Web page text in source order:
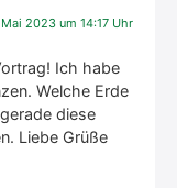
2023 um 14:17 Uhr
Ich habe
Wel­che Erde
die­se
Lie­be Grü­ße